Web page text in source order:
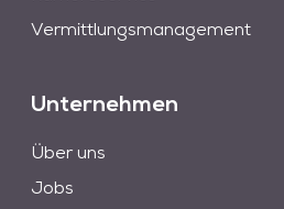
Vermittlungsmanagement
Unternehmen
Über uns
Jobs